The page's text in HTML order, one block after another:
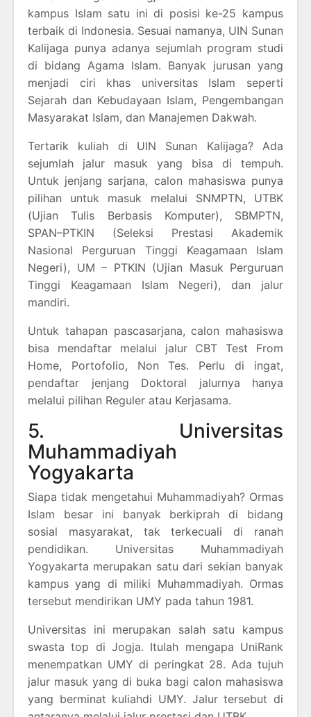
kampus Islam satu ini di posisi ke-25 kampus
terbaik di Indonesia. Sesuai namanya, UIN Sunan
Kalijaga punya adanya sejumlah program studi
di bidang Agama Islam. Banyak jurusan yang
menjadi ciri khas universitas Islam seperti
Sejarah dan Kebudayaan Islam, Pengembangan
Masyarakat Islam, dan Manajemen Dakwah.
Tertarik kuliah di UIN Sunan Kalijaga? Ada
sejumlah jalur masuk yang bisa di tempuh.
Untuk jenjang sarjana, calon mahasiswa punya
pilihan untuk masuk melalui SNMPTN, UTBK
(Ujian Tulis Berbasis Komputer), SBMPTN,
SPAN–PTKIN (Seleksi Prestasi Akademik
Nasional Perguruan Tinggi Keagamaan Islam
Negeri), UM – PTKIN (Ujian Masuk Perguruan
Tinggi Keagamaan Islam Negeri), dan jalur
mandiri.
Untuk tahapan pascasarjana, calon mahasiswa
bisa mendaftar melalui jalur CBT Test From
Home, Portofolio, Non Tes. Perlu di ingat,
pendaftar jenjang Doktoral jalurnya hanya
melalui pilihan Reguler atau Kerjasama.
5. Universitas
Muhammadiyah
Yogyakarta
Siapa tidak mengetahui Muhammadiyah? Ormas
Islam besar ini banyak berkiprah di bidang
sosial masyarakat, tak terkecuali di ranah
pendidikan. Universitas Muhammadiyah
Yogyakarta merupakan satu dari sekian banyak
kampus yang di miliki Muhammadiyah. Ormas
tersebut mendirikan UMY pada tahun 1981.
Universitas ini merupakan salah satu kampus
swasta top di Jogja. Itulah mengapa UniRank
menempatkan UMY di peringkat 28. Ada tujuh
jalur masuk yang di buka bagi calon mahasiswa
yang berminat kuliahdi UMY. Jalur tersebut di